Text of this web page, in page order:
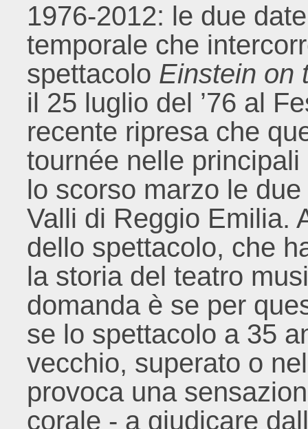
1976-2012: le due
temporale che
spettacolo Einstein on
il 25 luglio del ’76 al
recente ripresa che
tournée nelle
lo scorso marzo le
Valli di Reggio Emilia.
dello spettacolo, che
la storia del teatro
domanda è se per
se lo spettacolo a 35
vecchio, superato o
provoca una
corale - a giudicare